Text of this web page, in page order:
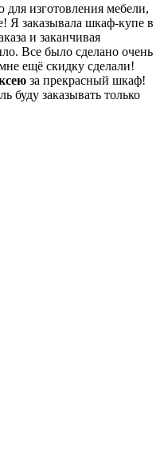
изготовления мебели,
Я заказывала шкаф-купе в
и заканчивая
Все было сделано очень
ещё скидку сделали!
за прекрасный шкаф!
буду заказывать только